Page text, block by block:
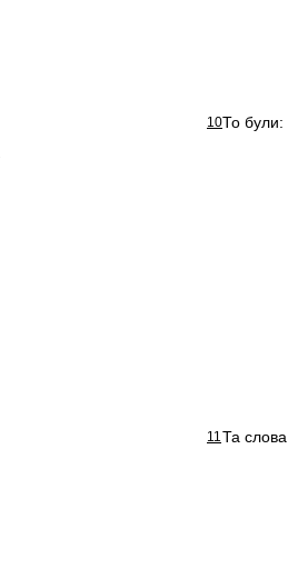
10То були:
11Та слова